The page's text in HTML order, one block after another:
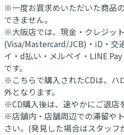
※一度お買求めいただいた商品
できません。
※大阪店では、現金・クレジッ
(Visa/Mastercard/JCB)・iD・交
イ・d払い・メルペイ・LINE
です。
※こちらで購入されたCDは、ハ
外となります。
※CD購入後は、速やかにご退店
※店舗内・店舗周辺での滞留や
さい。(発見した場合はスタッフ